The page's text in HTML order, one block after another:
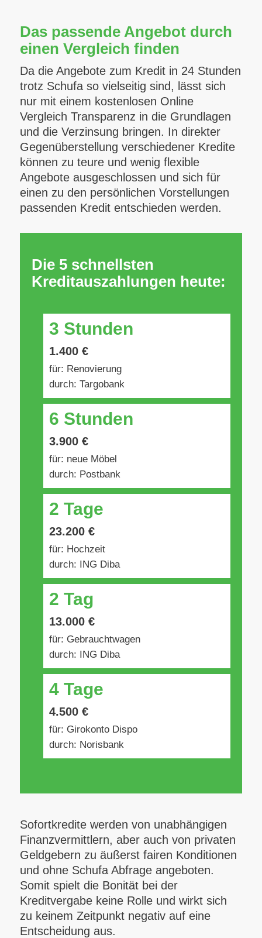
Das passende Angebot durch
einen Vergleich finden
Da die Angebote zum Kredit in 24 Stunden
trotz Schufa so vielseitig sind, lässt sich
nur mit einem kostenlosen Online
Vergleich Transparenz in die Grundlagen
und die Verzinsung bringen. In direkter
Gegenüberstellung verschiedener Kredite
können zu teure und wenig flexible
Angebote ausgeschlossen und sich für
einen zu den persönlichen Vorstellungen
passenden Kredit entschieden werden.
Die 5 schnellsten
Kreditauszahlungen heute:
3 Stunden
1.400 €
für: Renovierung
durch: Targobank
6 Stunden
3.900 €
für: neue Möbel
durch: Postbank
2 Tage
23.200 €
für: Hochzeit
durch: ING Diba
2 Tag
13.000 €
für: Gebrauchtwagen
durch: ING Diba
4 Tage
4.500 €
für: Girokonto Dispo
durch: Norisbank
Sofortkredite werden von unabhängigen
Finanzvermittlern, aber auch von privaten
Geldgebern zu äußerst fairen Konditionen
und ohne Schufa Abfrage angeboten.
Somit spielt die Bonität bei der
Kreditvergabe keine Rolle und wirkt sich
zu keinem Zeitpunkt negativ auf eine
Entscheidung aus.